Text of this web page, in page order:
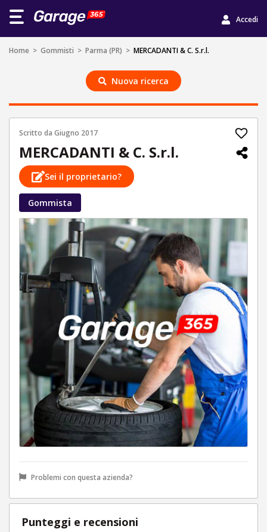
Accedi
Home > Gommisti > Parma (PR) > MERCADANTI & C. S.r.l.
Nuova ricerca
Scritto da Giugno 2017
MERCADANTI & C. S.r.l.
Sei il proprietario?
Gommista
Problemi con questa azienda?
Punteggi e recensioni